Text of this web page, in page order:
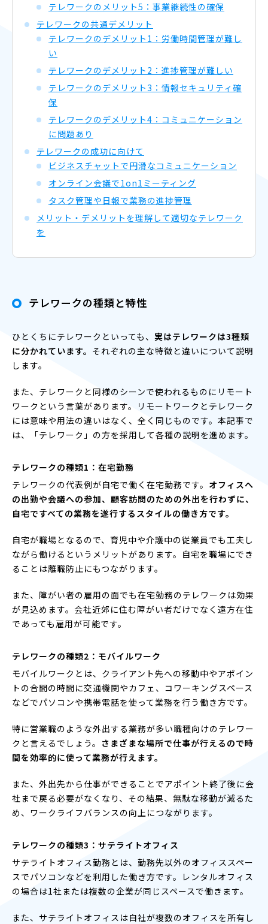
テレワークのメリット5：事業継続性の確保
テレワークの共通デメリット
テレワークのデメリット1：労働時間管理が難し
い
テレワークのデメリット2：進捗管理が難しい
テレワークのデメリット3：情報セキュリティ確
保
テレワークのデメリット4：コミュニケーション
に問題あり
テレワークの成功に向けて
ビジネスチャットで円滑なコミュニケーション
オンライン会議で1on1ミーティング
タスク管理や日報で業務の進捗管理
メリット・デメリットを理解して適切なテレワーク
を
テレワークの種類と特性
ひとくちにテレワークといっても、 実はテレワークは3種類
に分かれています。 それぞれの主な特徴と違いについて説明
します。
また、テレワークと同様のシーンで使われるものにリモート
ワークという言葉があります。リモートワークとテレワーク
には意味や用法の違いはなく、全く同じものです。本記事で
は、「テレワーク」の方を採用して各種の説明を進めます。
テレワークの種類1：在宅勤務
テレワークの代表例が自宅で働く在宅勤務です。 オフィスへ
の出勤や会議への参加、顧客訪問のための外出を行わずに、
自宅ですべての業務を遂行するスタイルの働き方です。
自宅が職場となるので、育児中や介護中の従業員でも工夫し
ながら働けるというメリットがあります。自宅を職場にでき
ることは離職防止にもつながります。
また、障がい者の雇用の面でも在宅勤務のテレワークは効果
が見込めます。会社近郊に住む障がい者だけでなく遠方在住
であっても雇用が可能です。
テレワークの種類2：モバイルワーク
モバイルワークとは、クライアント先への移動中やアポイン
トの合間の時間に交通機関やカフェ、コワーキングスペース
などでパソコンや携帯電話を使って業務を行う働き方です。
特に営業職のような外出する業務が多い職種向けのテレワー
クと言えるでしょう。 さまざまな場所で仕事が行えるので時
間を効率的に使って業務が行えます。
また、外出先から仕事ができることでアポイント終了後に会
社まで戻る必要がなくなり、その結果、無駄な移動が減るた
め、ワークライフバランスの向上につながります。
テレワークの種類3：サテライトオフィス
サテライトオフィス勤務とは、勤務先以外のオフィススペー
スでパソコンなどを利用した働き方です。レンタルオフィス
の場合は1社または複数の企業が同じスペースで働きます。
また、サテライトオフィスは自社が複数のオフィスを所有し